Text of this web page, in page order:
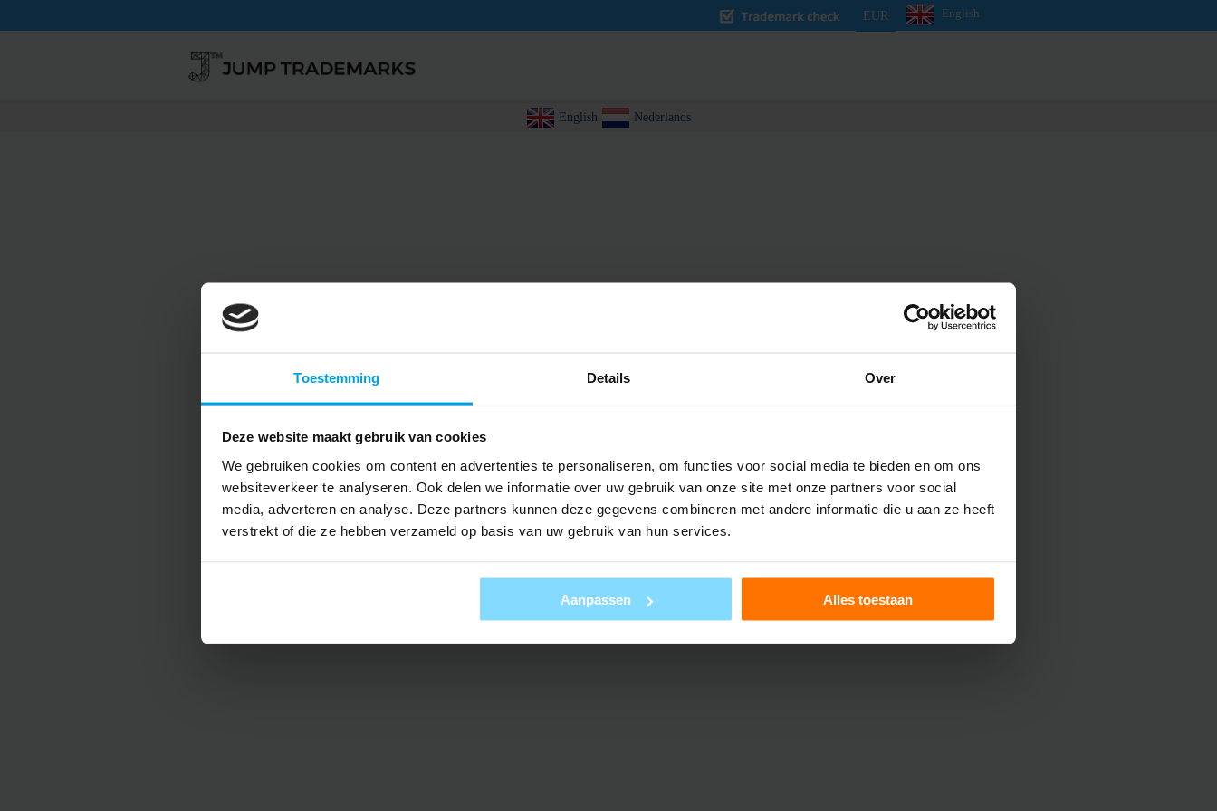
Toestemming Details Over
Deze website maakt gebruik van cookies
We gebruiken cookies om content en advertenties te personaliseren, om functies voor social media te bieden en om ons
websiteverkeer te analyseren. Ook delen we informatie over uw gebruik van onze site met onze partners voor social
media, adverteren en analyse. Deze partners kunnen deze gegevens combineren met andere informatie die u aan ze heeft
verstrekt of die ze hebben verzameld op basis van uw gebruik van hun services.
Aanpassen Alles toestaan
EUR English
English Nederlands